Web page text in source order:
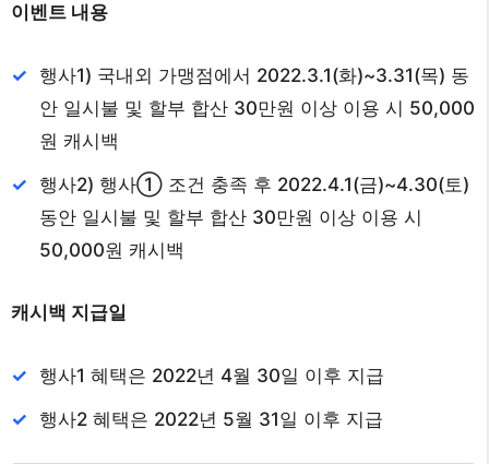
이벤트 내용
행사1) 국내외 가맹점에서 2022.3.1(화)~3.31(목) 동
안 일시불 및 할부 합산 30만원 이상 이용 시 50,000
원 캐시백
행사2) 행사① 조건 충족 후 2022.4.1(금)~4.30(토)
동안 일시불 및 할부 합산 30만원 이상 이용 시
50,000원 캐시백
캐시백 지급일
행사1 혜택은 2022년 4월 30일 이후 지급
행사2 혜택은 2022년 5월 31일 이후 지급